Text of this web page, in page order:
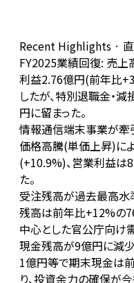
Recent Highlights ·
FY2025業績回復: 売上
利益2.76億円(前年比
したが、特別退職金・
円に留まった。
情報通信端末事業が牽
価格高騰(単価上昇)に
(+10.9%)、営業利益
た。
受注残高が過去最高水
残高は前年比+12%の
中心とした官公庁向け
現金残高が9億円に減
1億円等で期末現金は
り、投資余力の確保が